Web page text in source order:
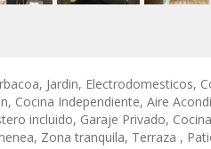
Jardin, Electrodomesticos,
Cocina Independiente, Aire
incluido, Garaje Privado,
Zona tranquila, Terraza ,